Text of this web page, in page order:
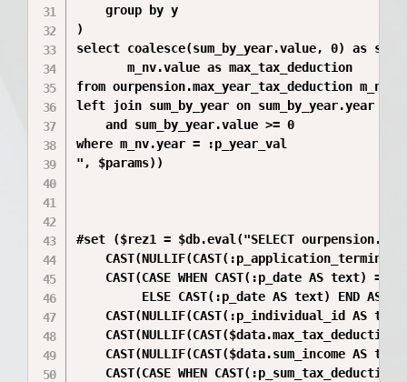
    group by y
)
select coalesce(sum_by_year.value, 0) as
       m_nv.value as max_tax_deduction
from ourpension.max_year_tax_deduction m_nv
left join sum_by_year on sum_by_year.year =
    and sum_by_year.value >= 0
where m_nv.year = :p_year_val
", $params))
#set ($rez1 = $db.eval("SELECT
CAST(CASE WHEN CAST(:p_date AS text) =
ELSE CAST(:p_date AS text) END AS
CAST(NULLIF(CAST(:p_individual_id AS
CAST(NULLIF(CAST($data.max_tax_deduction
CAST(NULLIF(CAST($data.sum_income AS
CAST(CASE WHEN CAST(:p_sum_tax_deduction